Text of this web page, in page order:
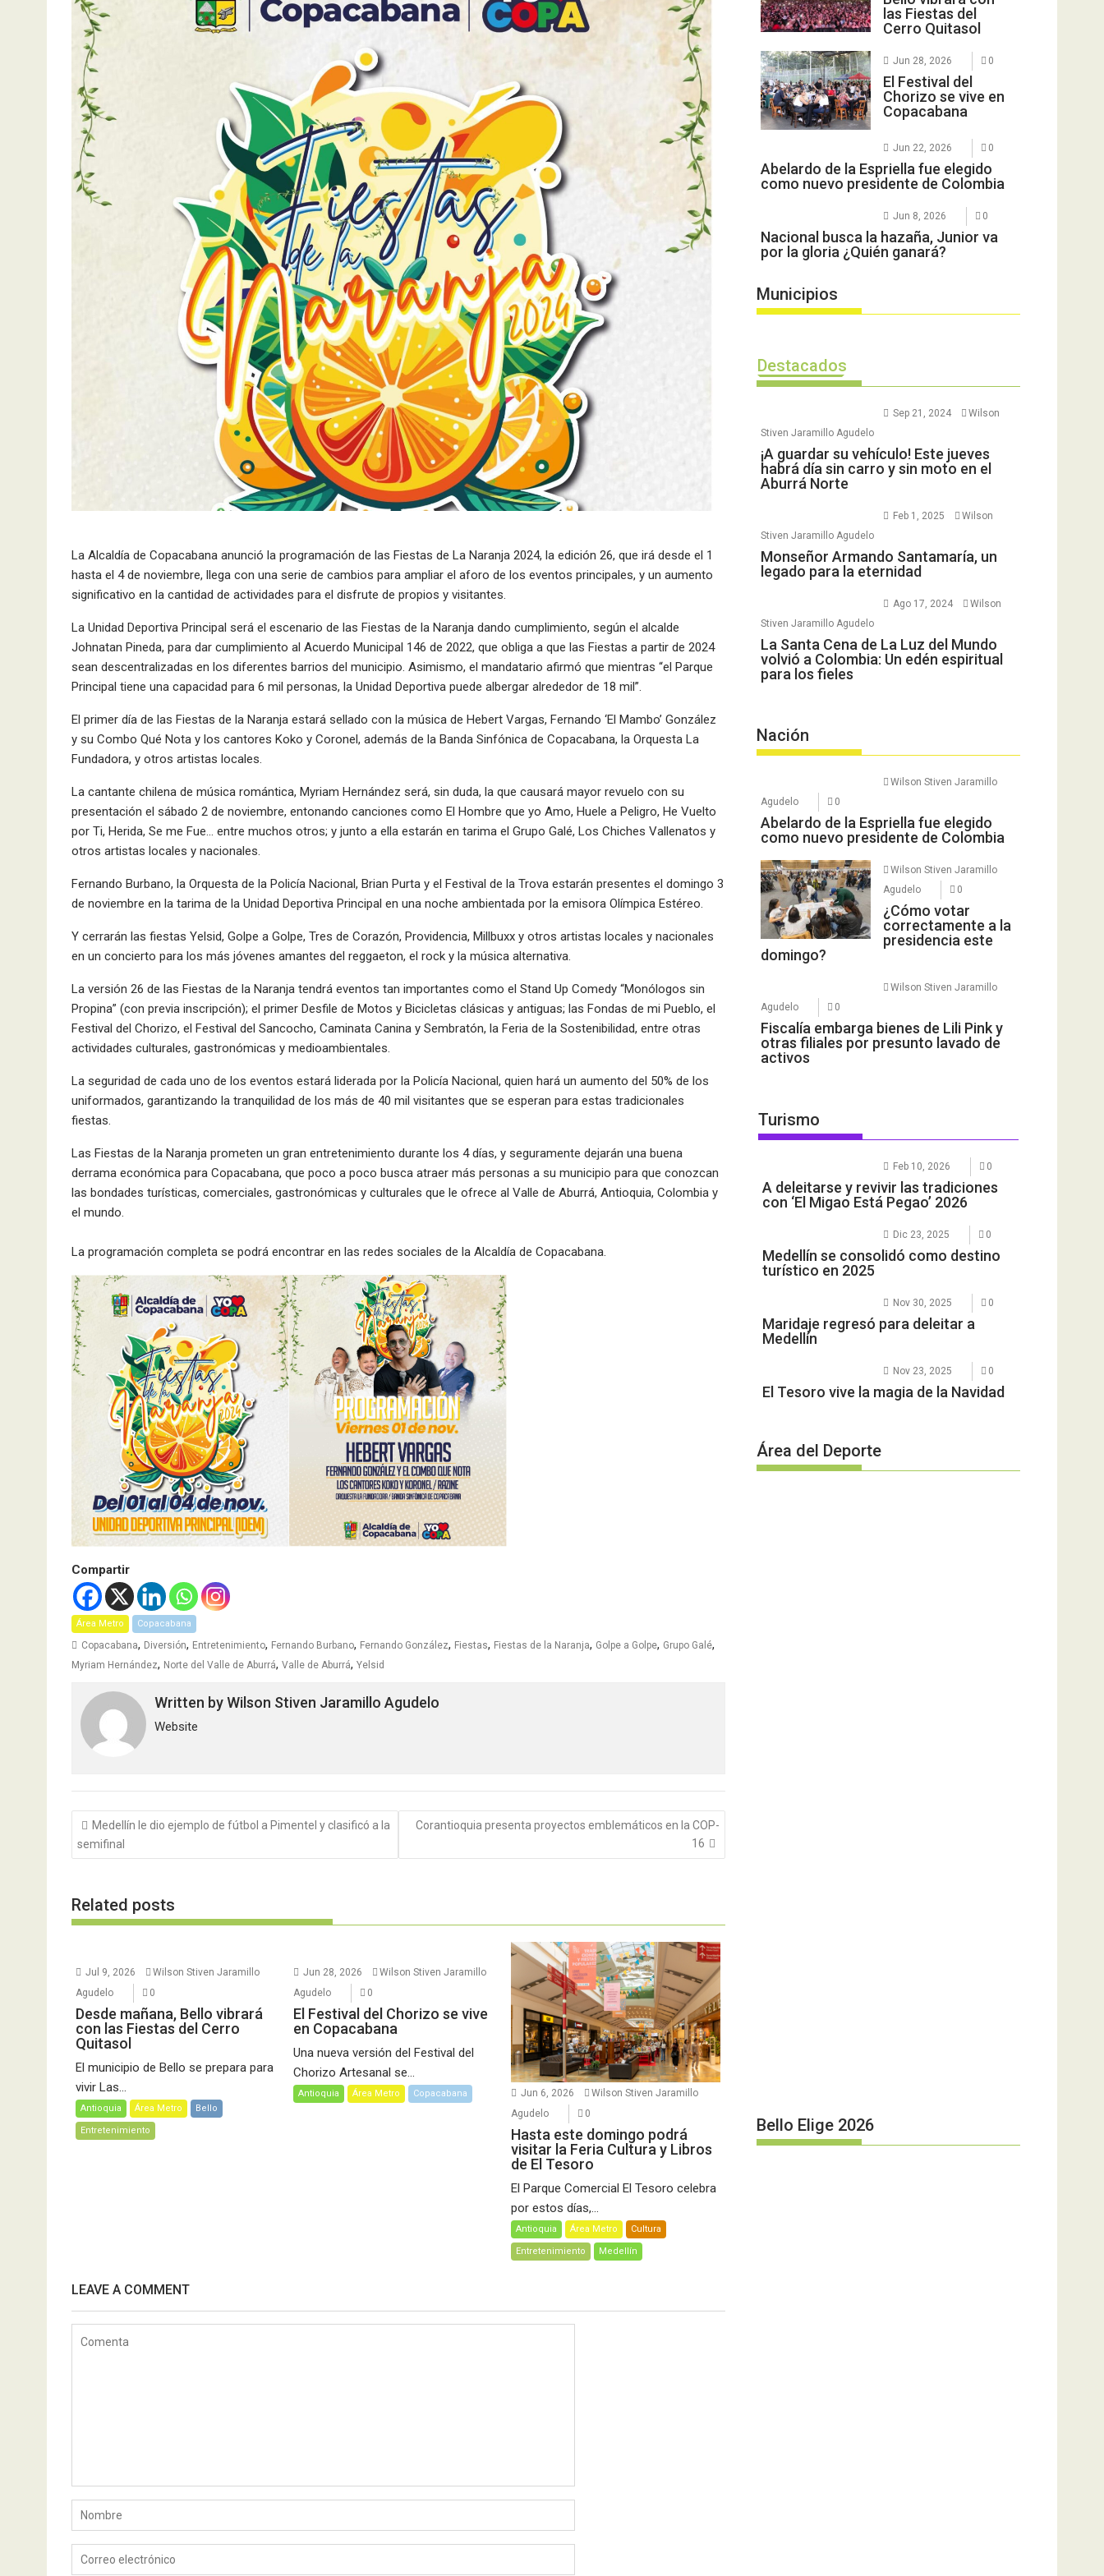
La Alcaldía de Copacabana anunció la programación de las Fiestas de La Naranja 2024, la edición 26, que irá desde el 1
hasta el 4 de noviembre, llega con una serie de cambios para ampliar el aforo de los eventos principales, y un aumento
significativo en la cantidad de actividades para el disfrute de propios y visitantes.
La Unidad Deportiva Principal será el escenario de las Fiestas de la Naranja dando cumplimiento, según el alcalde
Johnatan Pineda, para dar cumplimiento al Acuerdo Municipal 146 de 2022, que obliga a que las Fiestas a partir de 2024
sean descentralizadas en los diferentes barrios del municipio. Asimismo, el mandatario afirmó que mientras “el Parque
Principal tiene una capacidad para 6 mil personas, la Unidad Deportiva puede albergar alrededor de 18 mil”.
El primer día de las Fiestas de la Naranja estará sellado con la música de Hebert Vargas, Fernando ‘El Mambo’ González
y su Combo Qué Nota y los cantores Koko y Coronel, además de la Banda Sinfónica de Copacabana, la Orquesta La
Fundadora, y otros artistas locales.
La cantante chilena de música romántica, Myriam Hernández será, sin duda, la que causará mayor revuelo con su
presentación el sábado 2 de noviembre, entonando canciones como El Hombre que yo Amo, Huele a Peligro, He Vuelto
por Ti, Herida, Se me Fue… entre muchos otros; y junto a ella estarán en tarima el Grupo Galé, Los Chiches Vallenatos y
otros artistas locales y nacionales.
Fernando Burbano, la Orquesta de la Policía Nacional, Brian Purta y el Festival de la Trova estarán presentes el domingo 3
de noviembre en la tarima de la Unidad Deportiva Principal en una noche ambientada por la emisora Olímpica Estéreo.
Y cerrarán las fiestas Yelsid, Golpe a Golpe, Tres de Corazón, Providencia, Millbuxx y otros artistas locales y nacionales
en un concierto para los más jóvenes amantes del reggaeton, el rock y la música alternativa.
La versión 26 de las Fiestas de la Naranja tendrá eventos tan importantes como el Stand Up Comedy “Monólogos sin
Propina” (con previa inscripción); el primer Desfile de Motos y Bicicletas clásicas y antiguas; las Fondas de mi Pueblo, el
Festival del Chorizo, el Festival del Sancocho, Caminata Canina y Sembratón, la Feria de la Sostenibilidad, entre otras
actividades culturales, gastronómicas y medioambientales.
La seguridad de cada uno de los eventos estará liderada por la Policía Nacional, quien hará un aumento del 50% de los
uniformados, garantizando la tranquilidad de los más de 40 mil visitantes que se esperan para estas tradicionales
fiestas.
Las Fiestas de la Naranja prometen un gran entretenimiento durante los 4 días, y seguramente dejarán una buena
derrama económica para Copacabana, que poco a poco busca atraer más personas a su municipio para que conozcan
las bondades turísticas, comerciales, gastronómicas y culturales que le ofrece al Valle de Aburrá, Antioquia, Colombia y
el mundo.
La programación completa se podrá encontrar en las redes sociales de la Alcaldía de Copacabana.
Compartir
Área Metro Copacabana
Copacabana, Diversión, Entretenimiento, Fernando Burbano, Fernando González, Fiestas, Fiestas de la Naranja, Golpe a Golpe, Grupo Galé,
Myriam Hernández, Norte del Valle de Aburrá, Valle de Aburrá, Yelsid
Written byWilson Stiven Jaramillo Agudelo
Website
Navegación
de
entradas
Medellín le dio ejemplo de fútbol a Pimentel y clasificó a la
semifinal
Corantioquia presenta proyectos emblemáticos en la COP-
16
Related posts
Jul 9, 2026
Wilson Stiven Jaramillo
Agudelo
0
Desde mañana, Bello vibrará
con las Fiestas del Cerro
Quitasol
El municipio de Bello se prepara para
vivir Las...
Antioquia Área Metro Bello
Entretenimiento
Jun 28, 2026
Wilson Stiven Jaramillo
Agudelo
0
El Festival del Chorizo se vive
en Copacabana
Una nueva versión del Festival del
Chorizo Artesanal se...
Antioquia Área Metro Copacabana Jun 6, 2026
Wilson Stiven Jaramillo
Agudelo
0
Hasta este domingo podrá
visitar la Feria Cultura y Libros
de El Tesoro
El Parque Comercial El Tesoro celebra
por estos días,...
Antioquia Área Metro Cultura
Entretenimiento Medellín
LEAVE A COMMENT
las Fiestas del
Cerro Quitasol
Jun 28, 2026 0
El Festival del
Chorizo se vive en
Copacabana
Jun 22, 2026 0
Abelardo de la Espriella fue elegido
como nuevo presidente de Colombia
Jun 8, 2026 0
Nacional busca la hazaña, Junior va
por la gloria ¿Quién ganará?
Municipios
Destacados
Sep 21, 2024
Wilson
Stiven Jaramillo Agudelo
¡A guardar su vehículo! Este jueves
habrá día sin carro y sin moto en el
Aburrá Norte
Feb 1, 2025
Wilson
Stiven Jaramillo Agudelo
Monseñor Armando Santamaría, un
legado para la eternidad
Ago 17, 2024
Wilson
Stiven Jaramillo Agudelo
La Santa Cena de La Luz del Mundo
volvió a Colombia: Un edén espiritual
para los fieles
Nación
Wilson Stiven Jaramillo
Agudelo
0
Abelardo de la Espriella fue elegido
como nuevo presidente de Colombia
Wilson Stiven Jaramillo
Agudelo
0
¿Cómo votar
correctamente a la
presidencia este
domingo?
Wilson Stiven Jaramillo
Agudelo
0
Fiscalía embarga bienes de Lili Pink y
otras filiales por presunto lavado de
activos
Turismo
Feb 10, 2026 0
A deleitarse y revivir las tradiciones
con ‘El Migao Está Pegao’ 2026
Dic 23, 2025 0
Medellín se consolidó como destino
turístico en 2025
Nov 30, 2025 0
Maridaje regresó para deleitar a
Medellín
Nov 23, 2025 0
El Tesoro vive la magia de la Navidad
Área del Deporte
Bello Elige 2026